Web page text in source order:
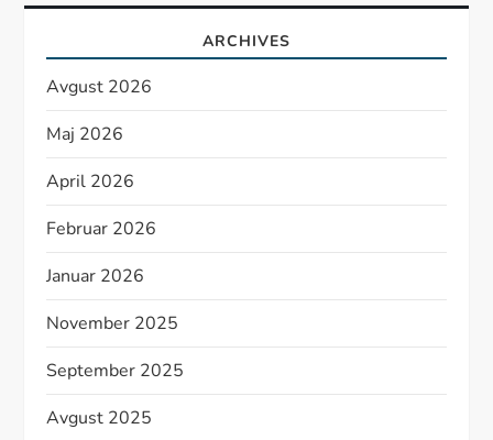
ARCHIVES
Avgust 2026
Maj 2026
April 2026
Februar 2026
Januar 2026
November 2025
September 2025
Avgust 2025